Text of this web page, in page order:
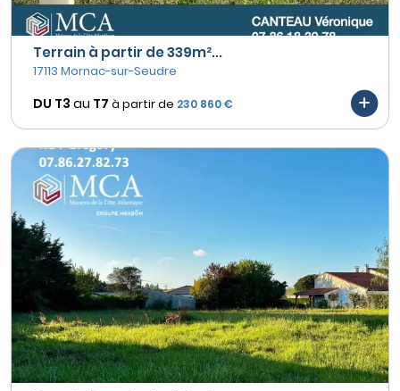
Terrain à partir de 339m²...
17113 Mornac-sur-Seudre
DU T3 au T7 à partir de 230 860 €